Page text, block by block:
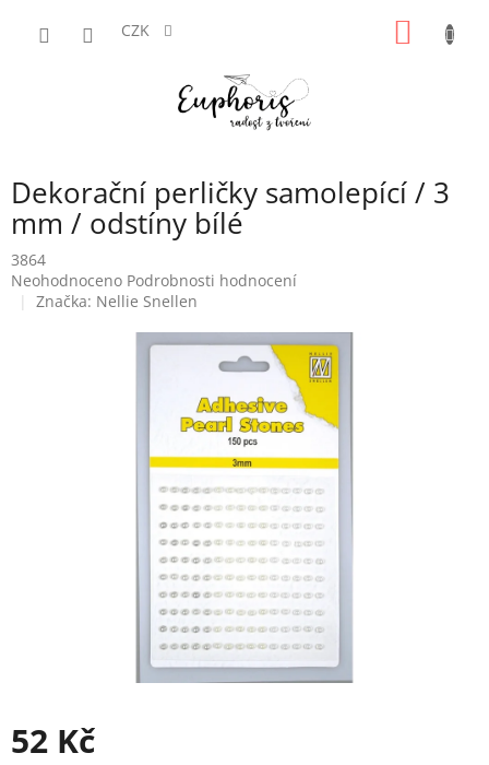
CZK
Dekorační perličky samolepící / 3
mm / odstíny bílé
3864
Průměrné
hodnocení
Neohodnoceno Podrobnosti hodnocení
Značka: Nellie Snellen
52 Kč